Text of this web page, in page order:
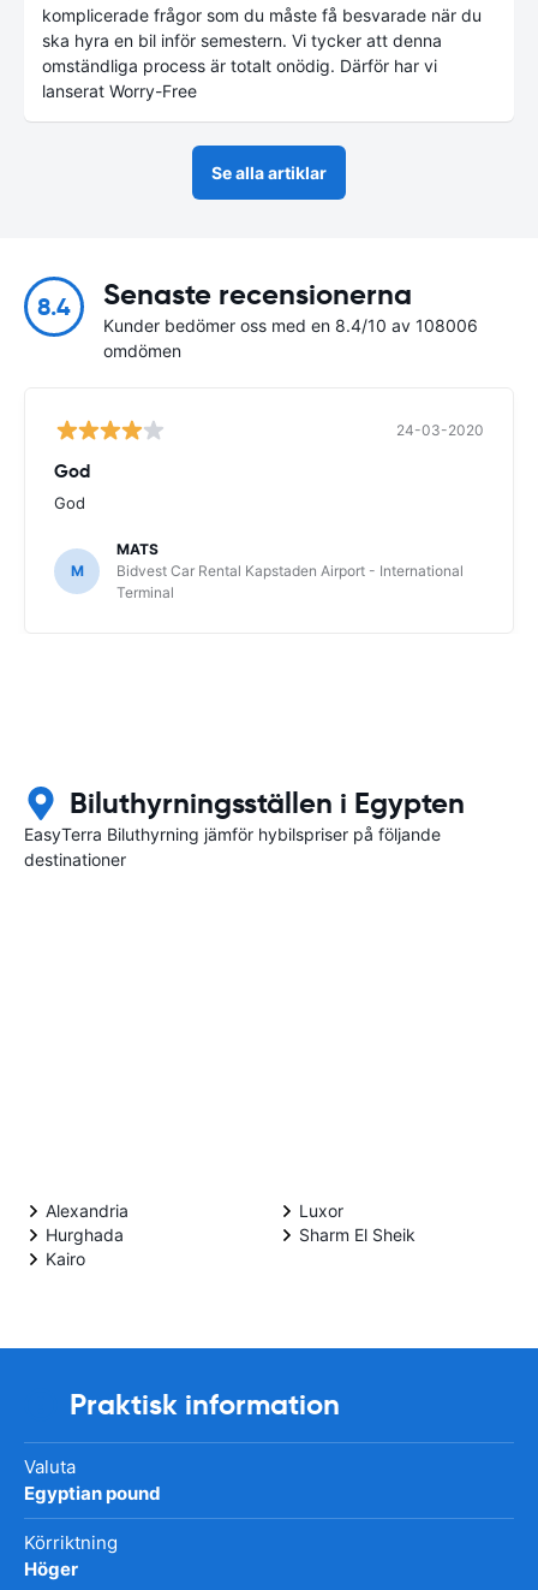
komplicerade frågor som du måste få besvarade när du
ska hyra en bil inför semestern. Vi tycker att denna
omständliga process är totalt onödig. Därför har vi
lanserat Worry-Free
Se alla artiklar
8.4 Senaste recensionerna
Kunder bedömer oss med en 8.4/10 av 108006
omdömen
24-03-2020
God
God
M
MATS
Bidvest Car Rental Kapstaden Airport - International
Terminal
Biluthyrningsställen i Egypten
EasyTerra Biluthyrning jämför hybilspriser på följande
destinationer
Alexandria
Hurghada
Kairo
Luxor
Sharm El Sheik
Praktisk information
Valuta
Egyptian pound
Körriktning
Höger